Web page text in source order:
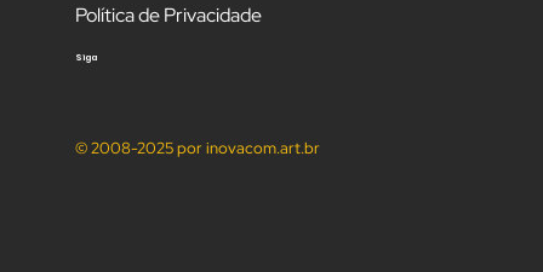
Siga
Política de Privacidade
© 2008-2025 por inovacom.art.br